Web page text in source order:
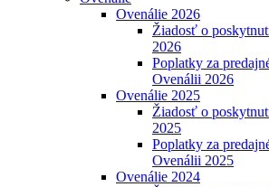
Ovenálie 2026
Žiadosť o
2026
Poplatky za
Ovenálii 2026
Ovenálie 2025
Žiadosť o
2025
Poplatky za
Ovenálii 2025
Ovenálie 2024